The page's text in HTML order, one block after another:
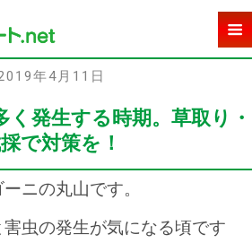
年4月11日
く発生する時期。草取り・
で対策を！
ニの丸山です。
虫の発生が気になる頃です